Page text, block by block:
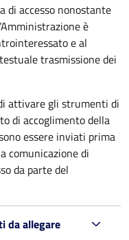
di accesso nonostante
è
e al
trasmissione dei
attivare gli strumenti di
di accoglimento della
essere inviati prima
comunicazione di
da parte del
da allegare